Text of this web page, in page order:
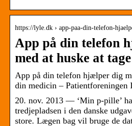
https://lyle.dk › app-paa-din-telefon-
App på din telefon
med at huske at
App på din telefon hjælper dig
din medicin – Patientforeningen
20. nov. 2013 — ‘Min p-pille’
tredjepladsen i den danske
store. Lægen bag vil bruge de